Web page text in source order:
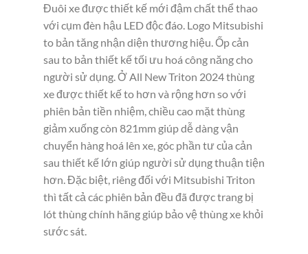
Đuôi xe được thiết kế mới đậm chất thể thao
với cụm đèn hậu LED độc đáo. Logo Mitsubishi
to bản tăng nhận diện thương hiệu. Ốp cản
sau to bản thiết kế tối ưu hoá công năng cho
người sử dụng. Ở All New Triton 2024 thùng
xe được thiết kế to hơn và rộng hơn so với
phiên bản tiền nhiệm, chiều cao mặt thùng
giảm xuống còn 821mm giúp dễ dàng vận
chuyển hàng hoá lên xe, góc phần tư của cản
sau thiết kế lớn giúp người sử dụng thuận tiện
hơn. Đặc biệt, riêng đối với Mitsubishi Triton
thì tất cả các phiên bản đều đã được trang bị
lót thùng chính hãng giúp bảo vệ thùng xe khỏi
sước sát.